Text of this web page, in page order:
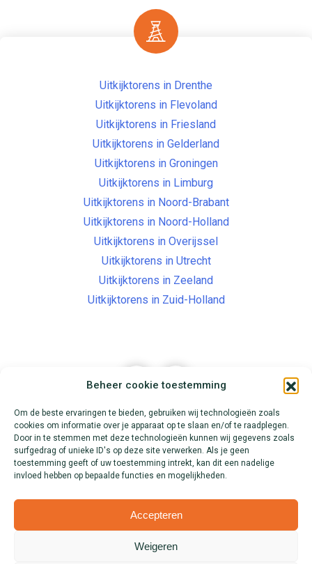
Beheer cookie toestemming
Om de beste ervaringen te bieden, gebruiken wij technologieën zoals
cookies om informatie over je apparaat op te slaan en/of te raadplegen.
Door in te stemmen met deze technologieën kunnen wij gegevens zoals
surfgedrag of unieke ID's op deze site verwerken. Als je geen
toestemming geeft of uw toestemming intrekt, kan dit een nadelige
invloed hebben op bepaalde functies en mogelijkheden.
Accepteren
Weigeren
Contact Over Uitkijktorens.nl
Alle routes
Uitkijktorens in Drenthe
Uitkijktorens in Flevoland
Uitkijktorens in Friesland
Uitkijktorens in Gelderland
Uitkijktorens in Groningen
Uitkijktorens in Limburg
Uitkijktorens in Noord-Brabant
Uitkijktorens in Noord-Holland
Uitkijktorens in Overijssel
Uitkijktorens in Utrecht
Uitkijktorens in Zeeland
Uitkijktorens in Zuid-Holland